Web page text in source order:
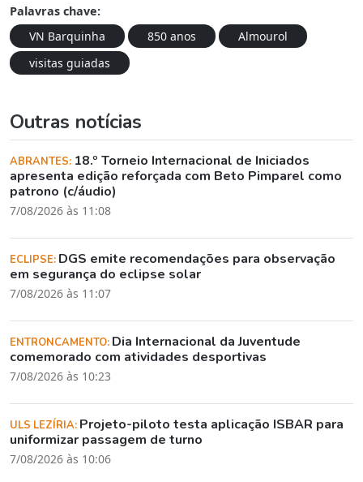
Palavras chave:
VN Barquinha
850 anos
Almourol
visitas guiadas
Outras notícias
ABRANTES: 18.º Torneio Internacional de Iniciados
apresenta edição reforçada com Beto Pimparel como
patrono (c/áudio)
7/08/2026 às 11:08
ECLIPSE: DGS emite recomendações para observação
em segurança do eclipse solar
7/08/2026 às 11:07
ENTRONCAMENTO: Dia Internacional da Juventude
comemorado com atividades desportivas
7/08/2026 às 10:23
ULS LEZÍRIA: Projeto-piloto testa aplicação ISBAR para
uniformizar passagem de turno
7/08/2026 às 10:06